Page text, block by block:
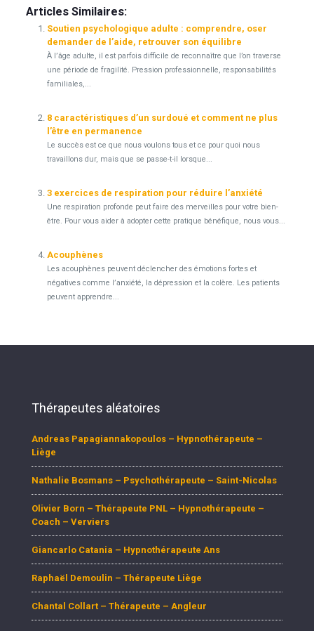
Articles Similaires:
Soutien psychologique adulte : comprendre, oser
demander de l’aide, retrouver son équilibre
À l’âge adulte, il est parfois difficile de reconnaître que l’on traverse
une période de fragilité. Pression professionnelle, responsabilités
familiales,...
8 caractéristiques d’un surdoué et comment ne plus
l’être en permanence
Le succès est ce que nous voulons tous et ce pour quoi nous
travaillons dur, mais que se passe-t-il lorsque...
3 exercices de respiration pour réduire l’anxiété
Une respiration profonde peut faire des merveilles pour votre bien-
être. Pour vous aider à adopter cette pratique bénéfique, nous vous...
Acouphènes
Les acouphènes peuvent déclencher des émotions fortes et
négatives comme l’anxiété, la dépression et la colère. Les patients
peuvent apprendre...
Thérapeutes aléatoires
Andreas Papagiannakopoulos – Hypnothérapeute –
Liège
Nathalie Bosmans – Psychothérapeute – Saint-Nicolas
Olivier Born – Thérapeute PNL – Hypnothérapeute –
Coach – Verviers
Giancarlo Catania – Hypnothérapeute Ans
Raphaël Demoulin – Thérapeute Liège
Chantal Collart – Thérapeute – Angleur